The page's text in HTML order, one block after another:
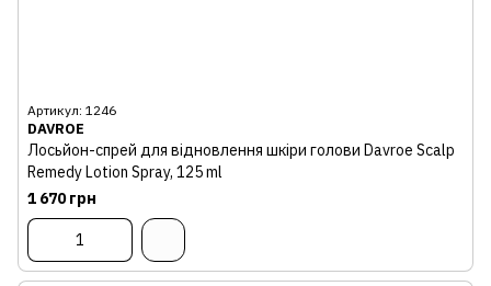
Артикул: 1246
DAVROE
Лосьйон-спрей для відновлення шкіри голови Davroe Scalp
Remedy Lotion Spray, 125 ml
1 670 грн